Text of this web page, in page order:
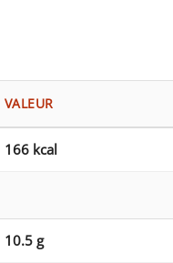
VALEUR
166 kcal
10.5 g